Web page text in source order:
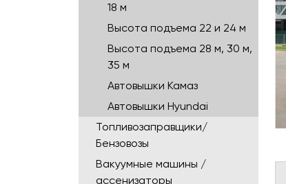
18 м
Высота подъема 22 и 24 м
Высота подъема 28 м, 30 м,
35 м
Автовышки Камаз
Автовышки Hyundai
Топливозаправщики/
Бензовозы
Вакуумные машины /
ассенизаторы